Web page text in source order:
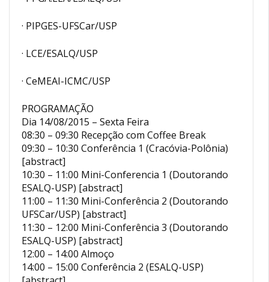
· PIPGES-UFSCar/USP
· LCE/ESALQ/USP
· CeMEAI-ICMC/USP
PROGRAMAÇÃO
Dia 14/08/2015 – Sexta Feira
08:30 – 09:30 Recepção com Coffee Break
09:30 – 10:30 Conferência 1 (Cracóvia-Polônia)
[abstract]
10:30 – 11:00 Mini-Conferencia 1 (Doutorando
ESALQ-USP) [abstract]
11:00 – 11:30 Mini-Conferência 2 (Doutorando
UFSCar/USP) [abstract]
11:30 – 12:00 Mini-Conferência 3 (Doutorando
ESALQ-USP) [abstract]
12:00 – 14:00 Almoço
14:00 – 15:00 Conferência 2 (ESALQ-USP)